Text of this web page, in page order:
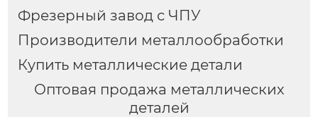
Фрезерный завод с ЧПУ
Производители металлообработки
Купить металлические детали
Оптовая продажа металлических
деталей